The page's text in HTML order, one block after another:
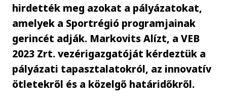
hirdették meg azokat a pályázatokat,
amelyek a Sportrégió programjainak
gerincét adják. Markovits Alízt, a VEB
2023 Zrt. vezérigazgatóját kérdeztük a
pályázati tapasztalatokról, az innovatív
ötletekről és a közelgő határidőkről.